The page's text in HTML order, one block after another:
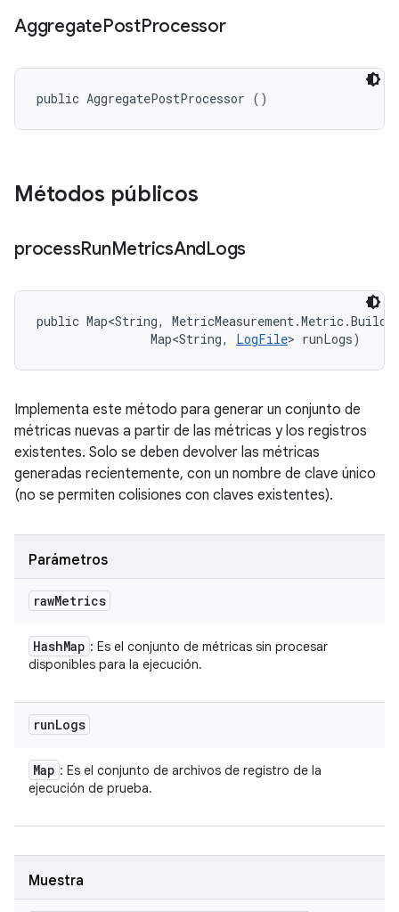
AggregatePostProcessor
public AggregatePostProcessor ()
Métodos públicos
processRunMetricsAndLogs
public Map<String,
                Map<String,
LogFile> runLogs)
Implementa este método para generar un conjunto de
métricas nuevas a partir de las métricas y los registros
existentes. Solo se deben devolver las métricas
generadas recientemente, con un nombre de clave único
(no se permiten colisiones con claves existentes).
Parámetros
rawMetrics
HashMap : Es el conjunto de métricas sin procesar
disponibles para la ejecución.
runLogs
Map : Es el conjunto de archivos de registro de la
ejecución de prueba.
Muestra